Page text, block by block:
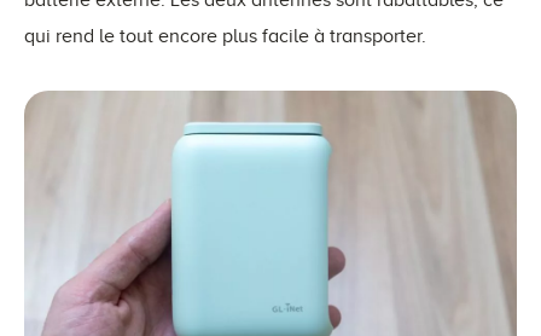
qui rend le tout encore plus facile à transporter.